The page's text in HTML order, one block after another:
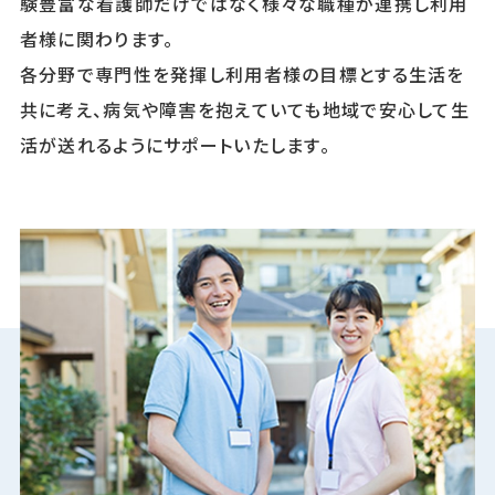
者様に関わります。
各分野で専門性を発揮し利用者様の目標とする生活を
共に考え、病気や障害を抱えていても地域で安心して生
活が送れるようにサポートいたします。